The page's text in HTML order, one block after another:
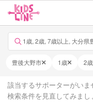
1歳, 2歳, 7歳以上, 大分県
豊後大野市 1歳 2歳
該当するサポーターがいま
検索条件を見直してみまし